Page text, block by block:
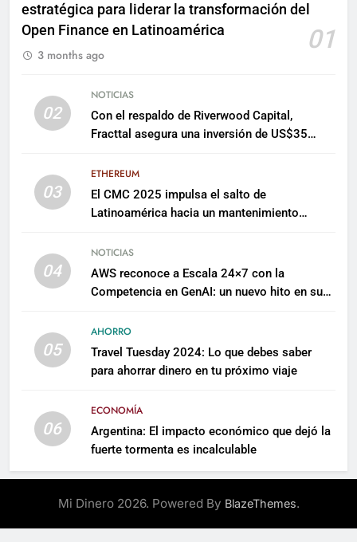
estratégica para liderar la transformación del
Open Finance en Latinoamérica
01
3 months ago
02
NOTICIAS
Con el respaldo de Riverwood Capital,
Fracttal asegura una inversión de US$35
03
ETHEREUM
El CMC 2025 impulsa el salto de
Latinoamérica hacia un mantenimiento
04
NOTICIAS
AWS reconoce a Escala 24×7 con la
Competencia en GenAI: un nuevo hito en su
05
AHORRO
Travel Tuesday 2024: Lo que debes saber
para ahorrar dinero en tu próximo viaje
06
ECONOMÍA
Argentina: El impacto económico que dejó la
fuerte tormenta es incalculable
Mi Dinero 2026. Powered By BlazeThemes.